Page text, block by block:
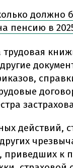
должно
пенсию в
трудовая
действий,
приведших к